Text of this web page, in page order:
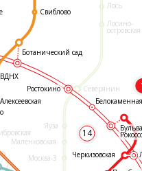
Лось
Лосино-
островская
Северянин
Яуза
Маленковская
Москва-3
14
Свиблово
ВДНХ
Алексеевская
Ботанический сад
Ростокино
Черкизовская